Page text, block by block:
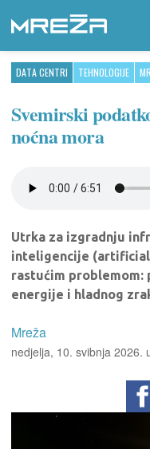
DATA CENTRI TEHNOLOGIJE
Svemirski
noćna mora
Utrka za izgradnju
inteligencije (artificial
rastućim
energije i hladnog
Mreža
nedjelja, 10. svibnja 2026.